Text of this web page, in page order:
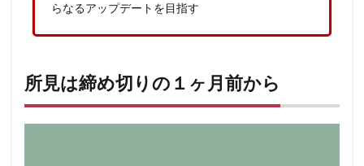
らなるアップデートを目指す
所見は締め切りの１ヶ月前から